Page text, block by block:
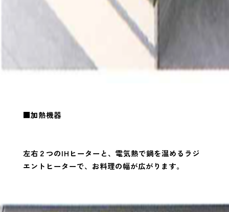
■加熱機器
左右２つのIHヒーターと、電気熱で鍋を温めるラジ
エントヒーターで、お料理の幅が広がります。